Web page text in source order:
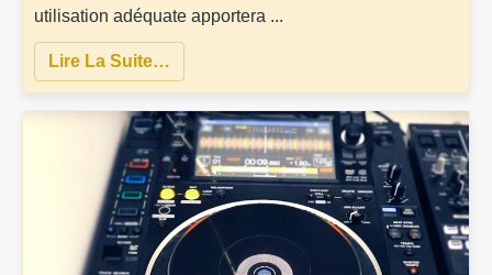
utilisation adéquate apportera ...
Lire La Suite…